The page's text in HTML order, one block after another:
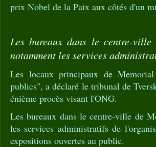
prix Nobel de la Paix aux côtés d'un
Les bureaux dans le centre-
notamment les services
Les locaux principaux de
publics", a déclaré le tribunal de
énième procès visant l'ONG.
Les bureaux dans le centre-ville de
les services administratifs de
expositions ouvertes au public.